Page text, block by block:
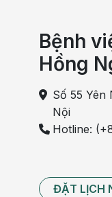
Bệnh
Hồng
Số 55
Nội
Hotline:
ĐẶT LỊCH